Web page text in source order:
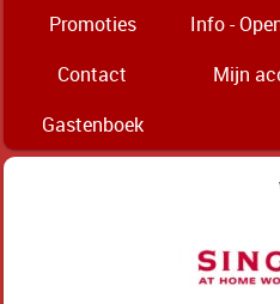
Promoties
Info -
Contact
Mijn
Gastenboek